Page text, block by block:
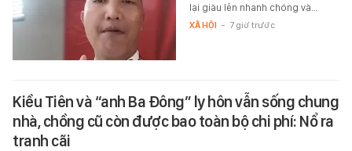
lại giàu lên nhanh chóng và…
XÃ HỘI - 7 giờ trước
Kiều Tiên và “anh Ba Đông” ly hôn vẫn sống chung
nhà, chồng cũ còn được bao toàn bộ chi phí: Nổ ra
tranh cãi